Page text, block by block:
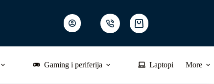
Shopping
cart
Gaming i periferija Laptopi More